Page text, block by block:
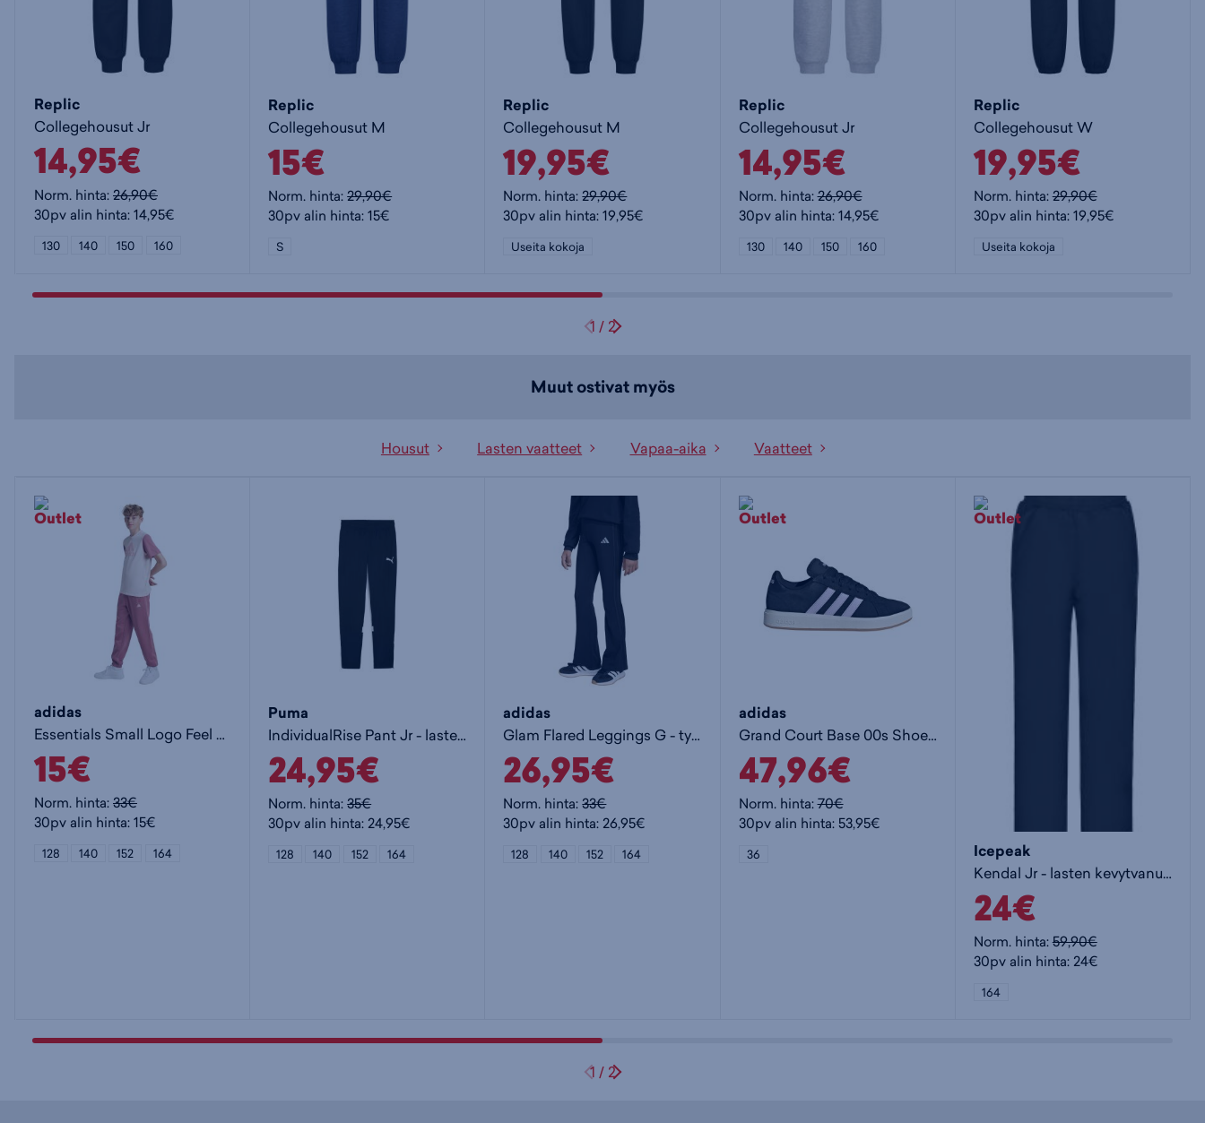
Replic
Collegehousut Jr
14,95€
Norm. hinta:26,90€
30pv alin hinta: 14,95€
130 140 150 160
Replic
Collegehousut M
15€
Norm. hinta:29,90€
30pv alin hinta: 15€
S
Replic
Collegehousut M
19,95€
Norm. hinta:29,90€
30pv alin hinta: 19,95€
Useita kokoja
Replic
Collegehousut Jr
14,95€
Norm. hinta:26,90€
30pv alin hinta: 14,95€
130 140 150 160
Replic
Collegehousut W
19,95€
Norm. hinta:29,90€
30pv alin hinta: 19,95€
Useita kokoja
1 / 2
Muut ostivat myös
Housut Lasten vaatteet Vapaa-aika Vaatteet
adidas
Essentials Small Logo Feel Cozy Fleece Joggers Kids Jr - lasten collegehousut
15€
Norm. hinta:33€
30pv alin hinta: 15€
128 140 152 164
Puma
IndividualRise Pant Jr - lasten verkkarihousut
24,95€
Norm. hinta:35€
30pv alin hinta: 24,95€
128 140 152 164
adidas
Glam Flared Leggings G - tyttöjen pitkät trikoot
26,95€
Norm. hinta:33€
30pv alin hinta: 26,95€
128 140 152 164
adidas
Grand Court Base 00s Shoes W - naisten matalavartiset tennarit
47,96€
Norm. hinta:70€
30pv alin hinta: 53,95€
36 Icepeak
Kendal Jr - lasten kevytvanuhousut
24€
Norm. hinta:59,90€
30pv alin hinta: 24€
164
1 / 2